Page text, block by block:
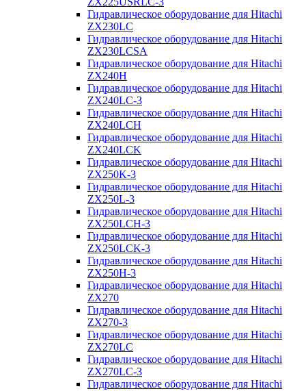
Гидравлическое оборудование для Hitachi
ZX230LC
Гидравлическое оборудование для Hitachi
ZX230LCSA
Гидравлическое оборудование для Hitachi
ZX240H
Гидравлическое оборудование для Hitachi
ZX240LC-3
Гидравлическое оборудование для Hitachi
ZX240LCH
Гидравлическое оборудование для Hitachi
ZX240LCK
Гидравлическое оборудование для Hitachi
ZX250K-3
Гидравлическое оборудование для Hitachi
ZX250L-3
Гидравлическое оборудование для Hitachi
ZX250LCH-3
Гидравлическое оборудование для Hitachi
ZX250LCK-3
Гидравлическое оборудование для Hitachi
ZX250Н-3
Гидравлическое оборудование для Hitachi
ZX270
Гидравлическое оборудование для Hitachi
ZX270-3
Гидравлическое оборудование для Hitachi
ZX270LC
Гидравлическое оборудование для Hitachi
ZX270LC-3
Гидравлическое оборудование для Hitachi